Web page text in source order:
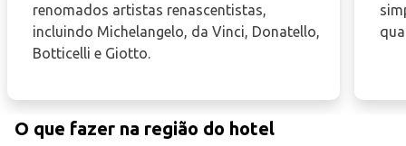
renomados artistas renascentistas,
incluindo Michelangelo, da Vinci, Donatello,
Botticelli e Giotto.
O que fazer na região do hotel